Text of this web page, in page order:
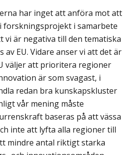
har inget att anföra mot att
forsknings­projekt i samarbete
vi är negativa till den tematiska
av EU. Vidare anser vi att det är
väljer att prioritera regioner
är som svagast, i
redan bra kunskapskluster
vår mening måste
baseras på att vässa
inte att lyfta alla regioner till
mindre antal riktigt starka